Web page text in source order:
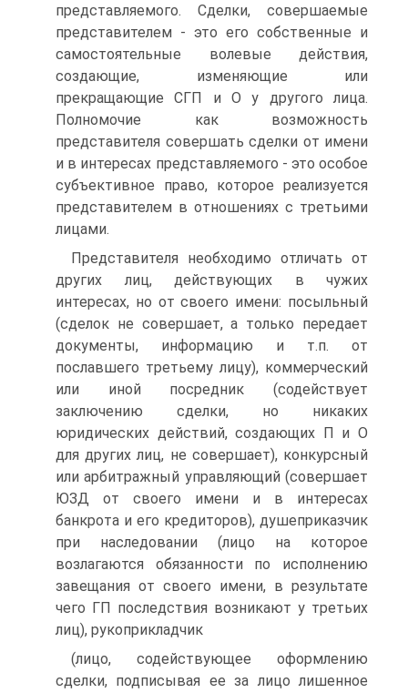
представляемого. Сделки, совершаемые
представителем - это его собственные и
самостоятельные волевые действия,
создающие, изменяющие или
прекращающие СГП и О у другого лица.
Полномочие как возможность
представителя совершать сделки от имени
и в интересах представляемого - это особое
субъективное право, которое реализуется
представителем в отношениях с третьими
лицами.
Представителя необходимо отличать от
других лиц, действующих в чужих
интересах, но от своего имени: посыльный
(сделок не совершает, а только передает
документы, информацию и т.п. от
пославшего третьему лицу), коммерческий
или иной посредник (содействует
заключению сделки, но никаких
юридических действий, создающих П и О
для других лиц, не совершает), конкурсный
или арбитражный управляющий (совершает
ЮЗД от своего имени и в интересах
банкрота и его кредиторов), душеприказчик
при наследовании (лицо на которое
возлагаются обязанности по исполнению
завещания от своего имени, в результате
чего ГП последствия возникают у третьих
лиц), рукоприкладчик
(лицо, содействующее оформлению
сделки, подписывая ее за лицо лишенное